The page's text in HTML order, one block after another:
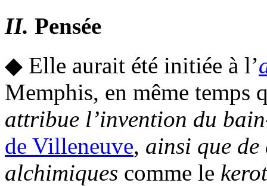
II. Pensée
◆ Elle aurait été initiée à l’
Memphis, en même temps
attribue l’invention du
de Villeneuve, ainsi que de
alchimiques comme le